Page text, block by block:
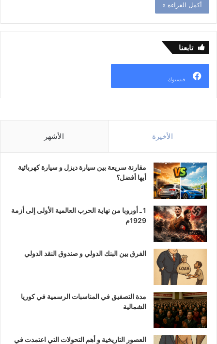
أكمل القراءة »
تابعنا
فيسبوك
الأخيرة الأشهر
مقارنة سريعة بين سيارة ديزل و سيارة كهربائية
أيها أفضل؟
1 ـ أوروبا من نهاية الحرب العالمية الأولى إلى أزمة
1929م
الفرق بين البنك الدولي و صندوق النقد الدولي
مدة التصفيق في المناسبات الرسمية في كوريا
الشمالية
العصور التاريخية و أهم التحولات التي اعتمدت في